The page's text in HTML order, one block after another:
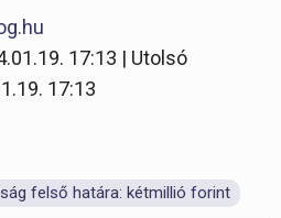
17:13 | Utolsó
17:13
felső határa: kétmillió forint